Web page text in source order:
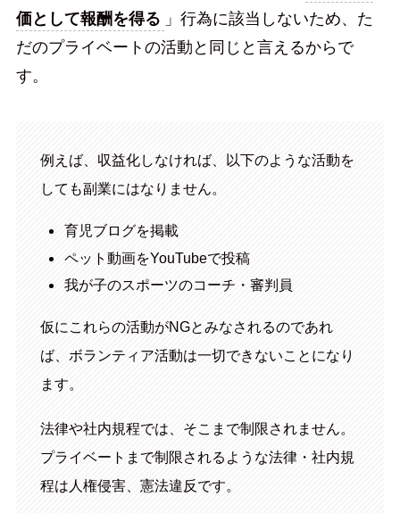
価として報酬を得る 」行為に該当しないため、た
だのプライベートの活動と同じと言えるからで
す。
例えば、収益化しなければ、以下のような活動を
しても副業にはなりません。
育児ブログを掲載
ペット動画をYouTubeで投稿
我が子のスポーツのコーチ・審判員
仮にこれらの活動がNGとみなされるのであれ
ば、ボランティア活動は一切できないことになり
ます。
法律や社内規程では、そこまで制限されません。
プライベートまで制限されるような法律・社内規
程は人権侵害、憲法違反です。